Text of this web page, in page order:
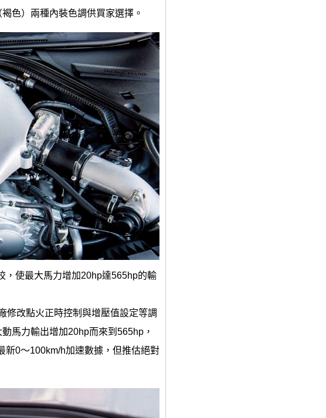
色）兩種內裝色調供買家選擇。
，使最大馬力增加20hp達565hp的輸
修改點火正時控制與增壓值設定等調
馬力輸出增加20hp而來到565hp，
新0～100km/h加速數據，但推估絕對